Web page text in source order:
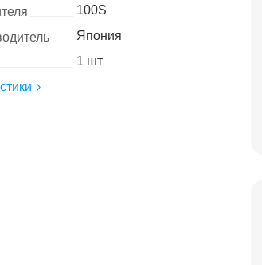
100S
Япония
1 шт